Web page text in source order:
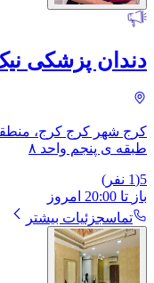
دندان پزشکی
طبقه ی پنجم واحد ۸
5
(
1 نفر)
باز تا 20:00 امروز
تماسجزئیات بیشتر